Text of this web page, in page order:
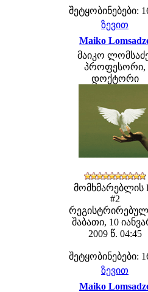
შეტყობინებები:
ზევით
Maiko
მაიკო
პროფესორი,
დოქტორი
მომხმარებლის
#2
შაბათი, 10
2009 წ. 04:45
შეტყობინებები:
ზევით
Maiko